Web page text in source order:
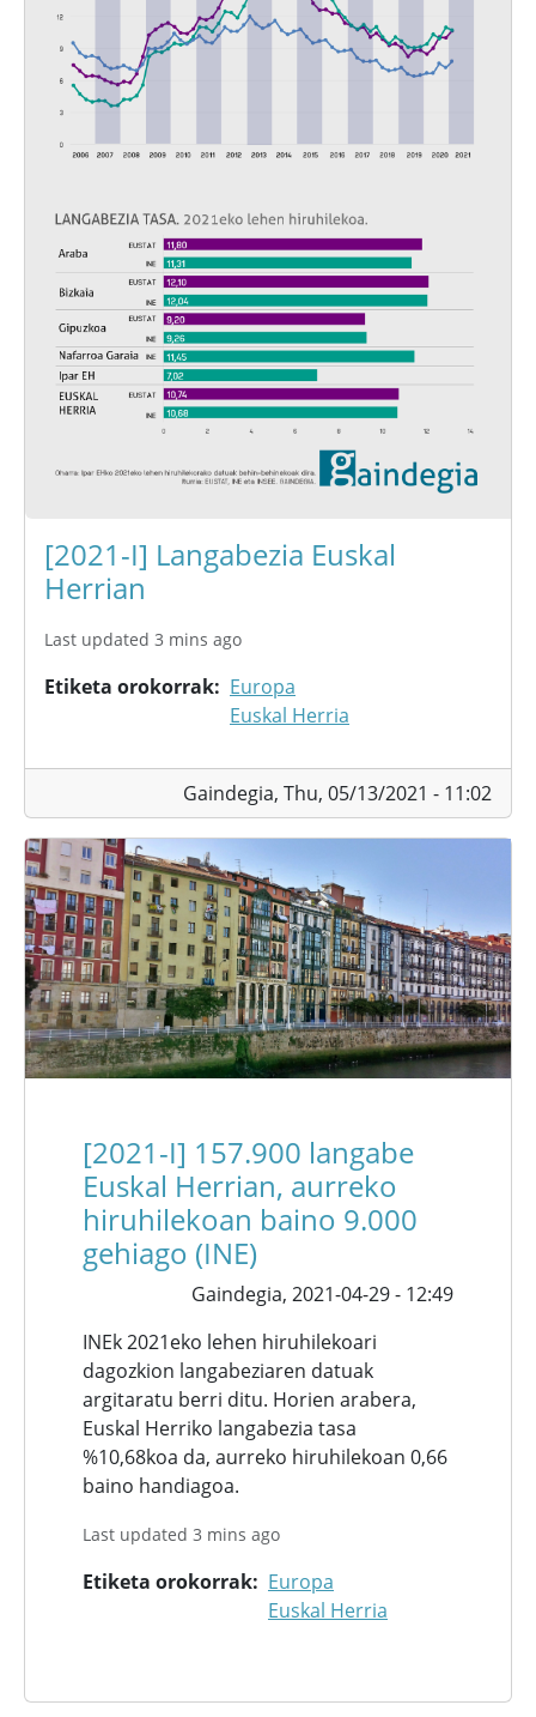
[2021-I] Langabezia Euskal
Herrian
Last updated 3 mins ago
Etiketa orokorrak
Europa
Euskal Herria
Gaindegia, Thu, 05/13/2021 - 11:02
[2021-I] 157.900 langabe
Euskal Herrian, aurreko
hiruhilekoan baino 9.000
gehiago (INE)
Gaindegia, 2021-04-29 - 12:49
INEk 2021eko lehen hiruhilekoari
dagozkion langabeziaren datuak
argitaratu berri ditu. Horien arabera,
Euskal Herriko langabezia tasa
%10,68koa da, aurreko hiruhilekoan 0,66
baino handiagoa.
Last updated 3 mins ago
Etiketa orokorrak
Europa
Euskal Herria